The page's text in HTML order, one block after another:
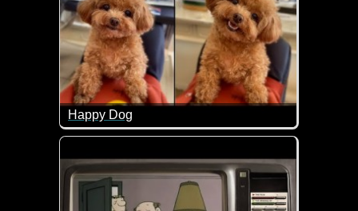
Happy Dog
Hier kommt gute Laune mit diesen fröhlichen